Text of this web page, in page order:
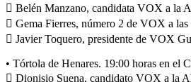
 Belén Manzano, candidata VOX a la
 Gema Fierres, número 2 de VOX a
 Javier Toquero, presidente de VOX
• Tórtola de Henares. 19:00 horas en el
 Dionisio Suena, candidato VOX a la